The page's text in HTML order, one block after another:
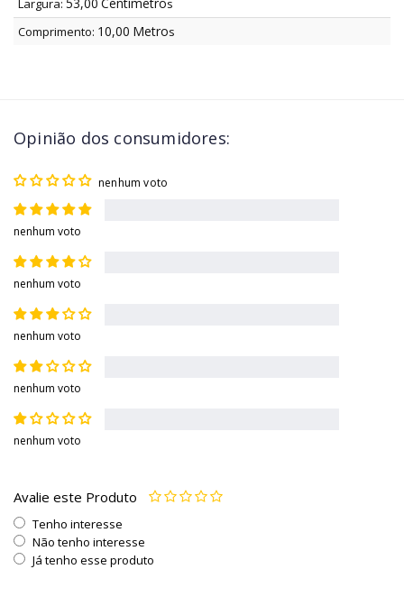
Largura:
s
Comprimento: 10,00 Metros
Opinião dos consumidores:
nenhum voto
nenhum voto
nenhum voto
nenhum voto
nenhum voto
nenhum voto
Avalie este Produto
Tenho interesse
Não tenho interesse
Já tenho esse produto